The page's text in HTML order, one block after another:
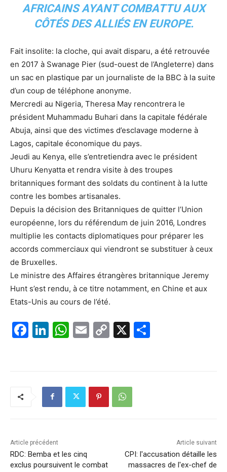
AFRICAINS AYANT COMBATTU AUX
CÔTÉS DES ALLIÉS EN EUROPE.
Fait insolite: la cloche, qui avait disparu, a été retrouvée
en 2017 à Swanage Pier (sud-ouest de l’Angleterre) dans
un sac en plastique par un journaliste de la BBC à la suite
d’un coup de téléphone anonyme.
Mercredi au Nigeria, Theresa May rencontrera le
président Muhammadu Buhari dans la capitale fédérale
Abuja, ainsi que des victimes d’esclavage moderne à
Lagos, capitale économique du pays.
Jeudi au Kenya, elle s’entretiendra avec le président
Uhuru Kenyatta et rendra visite à des troupes
britanniques formant des soldats du continent à la lutte
contre les bombes artisanales.
Depuis la décision des Britanniques de quitter l’Union
européenne, lors du référendum de juin 2016, Londres
multiplie les contacts diplomatiques pour préparer les
accords commerciaux qui viendront se substituer à ceux
de Bruxelles.
Le ministre des Affaires étrangères britannique Jeremy
Hunt s’est rendu, à ce titre notamment, en Chine et aux
Etats-Unis au cours de l’été.
F
k
Li
dI
n
W
A
p
E
C
Li
n
X
Article précédent
RDC: Bemba et les cinq
exclus poursuivent le combat
Article suivant
CPI: l'accusation détaille les
massacres de l'ex-chef de